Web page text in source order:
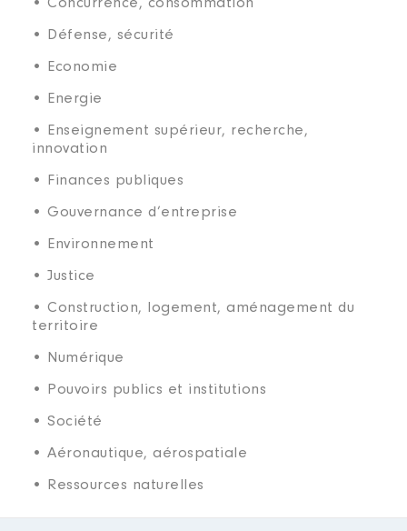
• Concurrence, consommation
• Défense, sécurité
• Economie
• Energie
• Enseignement supérieur, recherche,
innovation
• Finances publiques
• Gouvernance d’entreprise
• Environnement
• Justice
• Construction, logement, aménagement du
territoire
• Numérique
• Pouvoirs publics et institutions
• Société
• Aéronautique, aérospatiale
• Ressources naturelles